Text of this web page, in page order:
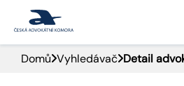
PORTÁL ČAK
Domů Vyhledávač Detail